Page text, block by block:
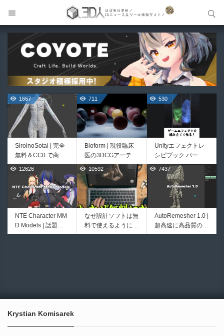
1667
SiroinoSotai | 完全
無料＆CC0 で商用
利用OKなVRChat向
け共通素体3Dモデ
ルが正式リリース！
程よいポリ数＆トポ
ロジーにも注目！
711
Bioform | 現役臨床
医の3DCGアーティ
ストが実際の解剖学
に基づいて構築した
プロシージャルな生
物学的Blenderマテ
リアルアセットアド
オン！無料お試し版
もあるよ！
530
Unityエフェクトレ
シピブック パーツ
を組み合わせて作れ
る | ktk.kumamoto氏
によるUnity向けエ
フェクト教本が202
6年7月13日に発
売！
444
HeyGears G1 | 世界
初のデスクトップ型
フルカラー3D＆UV
426
Directive Utilities |
ブループリントライ
ブラリやエディタス
12626
NTE Character MM
D Models | 話題の
ゲーム『NTE（Nev
10592
なぜ設計ソフトは無
料で使えるようにな
ったのか──3D-CA
7437
AutoRemesher 1.0 |
超高速に高品質のク
ワッドポリゴンでリ
能な伸縮式ライトセ
ーバーの開発メイキ
nderのドキュメン
Krystian Komisarek
サイト内検索